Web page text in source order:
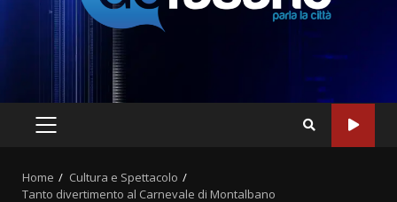
PRIMARY
Home
Cultura e Spettacolo
Tanto divertimento al Carnevale di Montalbano